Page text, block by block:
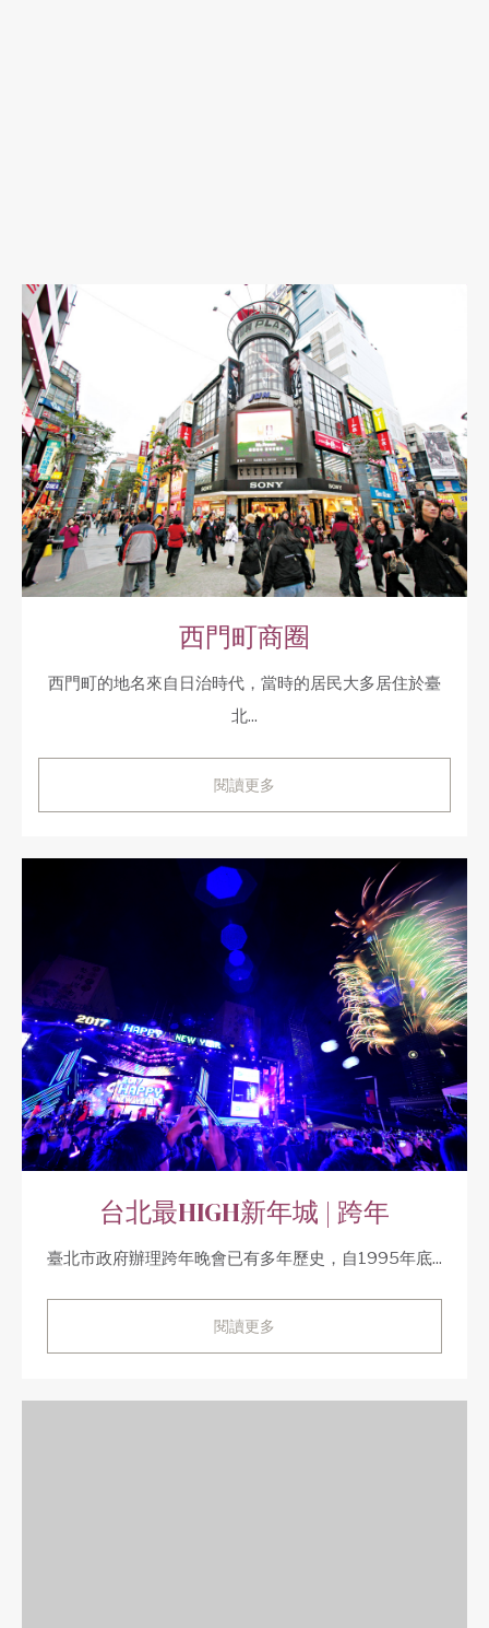
西門町商圈
西門町的地名來自日治時代，當時的居民大多居住於臺
北...
閱讀更多
台北最HIGH新年城 | 跨年
臺北市政府辦理跨年晚會已有多年歷史，自1995年底...
閱讀更多